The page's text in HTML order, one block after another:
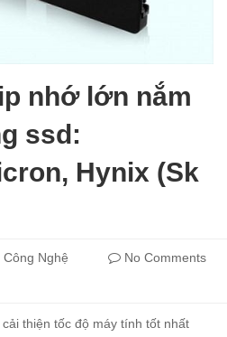
nhớ lớn nắm
ssd:
Hynix (Sk
Công Nghệ
No Comments
thiện tốc độ máy tính tốt nhất